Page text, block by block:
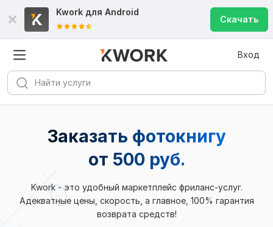
Kwork для Android
Скачать
Вход
Заказать фотокнигу
от 500 руб.
Kwork - это удобный маркетплейс фриланс-услуг.
Адекватные цены, скорость, а главное, 100% гарантия
возврата средств!